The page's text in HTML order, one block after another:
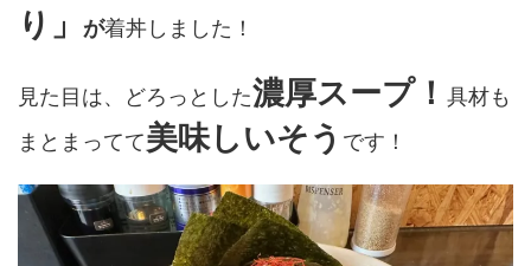
り」
が着丼しました！
見た目は、どろっとした濃厚スープ！ 具材も
まとまってて美味しいそう です！